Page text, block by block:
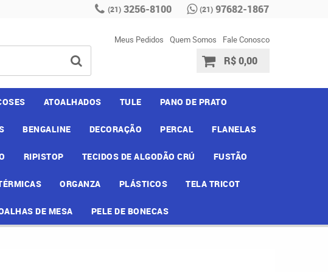
(21) 3256-8100 (21) 97682-1867
Meus Pedidos Quem Somos Fale Conosco
R$ 0,00
ATOALHADOS TULE PANO DE PRATO
BENGALINE DECORAÇÃO PERCAL FLANELAS
RIPISTOP TECIDOS DE ALGODÃO CRÚ FUSTÃO
ORGANZA PLÁSTICOS TELA TRICOT
DE MESA PELE DE BONECAS